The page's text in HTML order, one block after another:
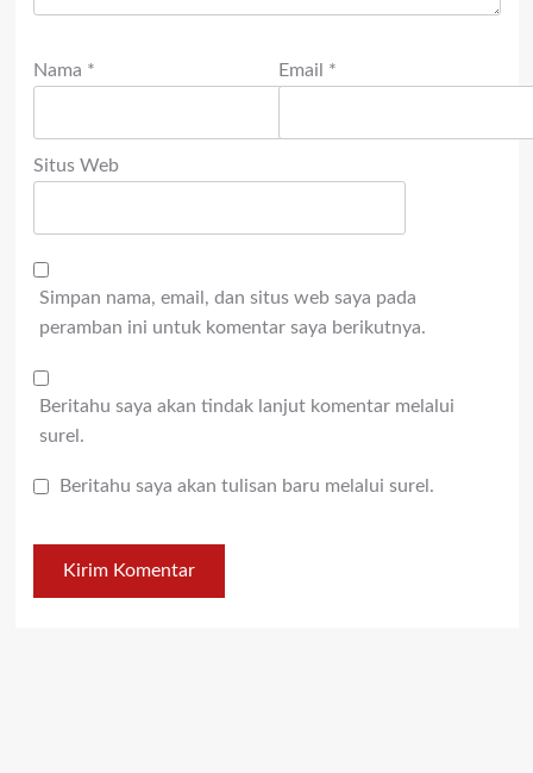
Nama * Email *
Situs Web
Simpan nama, email, dan situs web saya pada
peramban ini untuk komentar saya berikutnya.
Beritahu saya akan tindak lanjut komentar melalui
surel.
Beritahu saya akan tulisan baru melalui surel.